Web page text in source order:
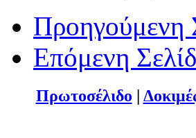
Προηγούμενη
Επόμενη
Πρωτοσέλιδο